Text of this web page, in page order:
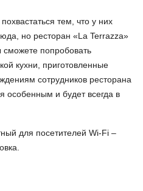
тем, что у них
но ресторан «La Terrazza»
сможете попробовать
кухни, приготовленные
сотрудников ресторана
особенным и будет всегда в
для посетителей Wi-Fi –